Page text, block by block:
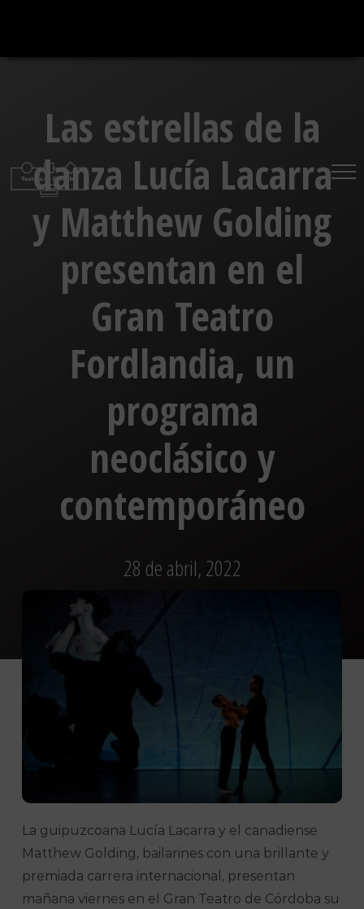
contenido
Las estrellas de la
danza Lucía Lacarra
y Matthew Golding
presentan en el
Gran Teatro
Fordlandia, un
programa
neoclásico y
contemporáneo
28 de abril, 2022
La guipuzcoana Lucía Lacarra y el canadiense
Matthew Golding, bailarines con una brillante y
premiada carrera internacional, presentan
mañana viernes en el Gran Teatro de Córdoba su